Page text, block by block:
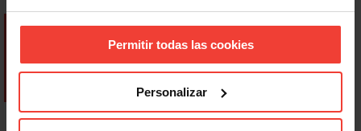
Permitir todas las cookies
Personalizar